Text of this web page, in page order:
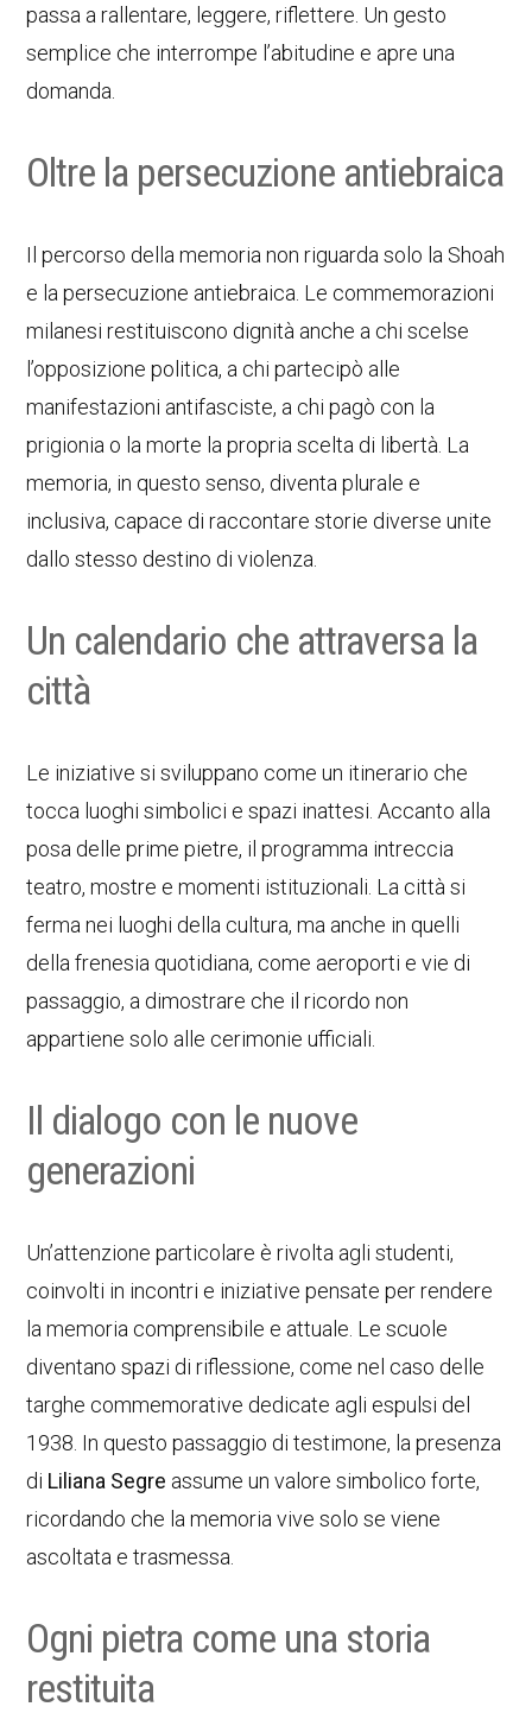
passa a rallentare, leggere, riflettere. Un gesto
semplice che interrompe l’abitudine e apre una
domanda.
Oltre la persecuzione antiebraica
Il percorso della memoria non riguarda solo la Shoah
e la persecuzione antiebraica. Le commemorazioni
milanesi restituiscono dignità anche a chi scelse
l’opposizione politica, a chi partecipò alle
manifestazioni antifasciste, a chi pagò con la
prigionia o la morte la propria scelta di libertà. La
memoria, in questo senso, diventa plurale e
inclusiva, capace di raccontare storie diverse unite
dallo stesso destino di violenza.
Un calendario che attraversa la
città
Le iniziative si sviluppano come un itinerario che
tocca luoghi simbolici e spazi inattesi. Accanto alla
posa delle prime pietre, il programma intreccia
teatro, mostre e momenti istituzionali. La città si
ferma nei luoghi della cultura, ma anche in quelli
della frenesia quotidiana, come aeroporti e vie di
passaggio, a dimostrare che il ricordo non
appartiene solo alle cerimonie ufficiali.
Il dialogo con le nuove
generazioni
Un’attenzione particolare è rivolta agli studenti,
coinvolti in incontri e iniziative pensate per rendere
la memoria comprensibile e attuale. Le scuole
diventano spazi di riflessione, come nel caso delle
targhe commemorative dedicate agli espulsi del
1938. In questo passaggio di testimone, la presenza
di Liliana Segre assume un valore simbolico forte,
ricordando che la memoria vive solo se viene
ascoltata e trasmessa.
Ogni pietra come una storia
restituita